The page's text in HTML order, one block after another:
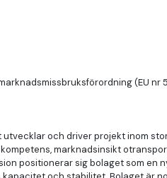
(EU nr
och driver projekt inom
marknadsinsikt
positionerar sig bolaget som en